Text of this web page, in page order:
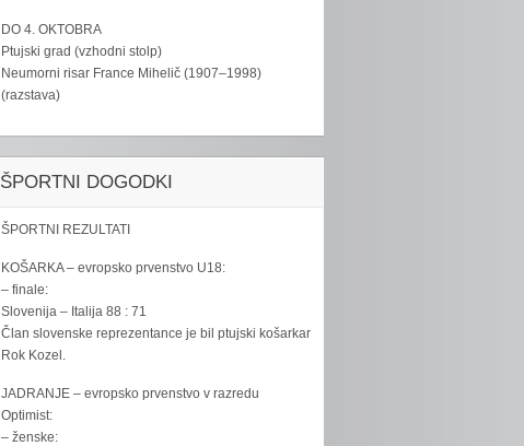
DO 4. OKTOBRA
Ptujski grad (vzhodni stolp)
Neumorni risar France Mihelič (1907–1998)
(razstava)
ŠPORTNI DOGODKI
ŠPORTNI REZULTATI
KOŠARKA – evropsko prvenstvo U18:
– finale:
Slovenija – Italija 88 : 71
Član slovenske reprezentance je bil ptujski košarkar
Rok Kozel.
JADRANJE – evropsko prvenstvo v razredu
Optimist:
– ženske: